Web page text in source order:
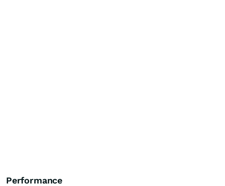
Performance